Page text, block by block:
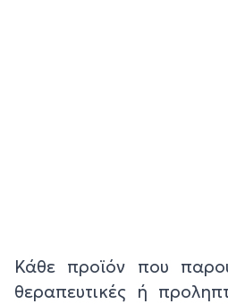
Κάθε προϊόν που
θεραπευτικές ή